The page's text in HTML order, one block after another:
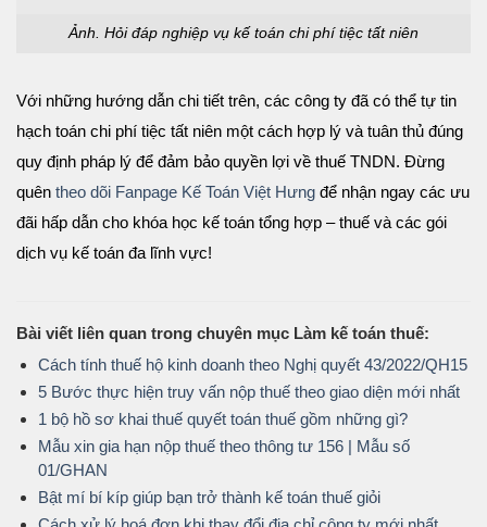
Ảnh. Hỏi đáp nghiệp vụ kế toán chi phí tiệc tất niên
Với những hướng dẫn chi tiết trên, các công ty đã có thể tự tin
hạch toán chi phí tiệc tất niên một cách hợp lý và tuân thủ đúng
quy định pháp lý để đảm bảo quyền lợi về thuế TNDN. Đừng
quên theo dõi Fanpage Kế Toán Việt Hưng để nhận ngay các ưu
đãi hấp dẫn cho khóa học kế toán tổng hợp – thuế và các gói
dịch vụ kế toán đa lĩnh vực!
Bài viết liên quan trong chuyên mục Làm kế toán thuế:
Cách tính thuế hộ kinh doanh theo Nghị quyết 43/2022/QH15
5 Bước thực hiện truy vấn nộp thuế theo giao diện mới nhất
1 bộ hồ sơ khai thuế quyết toán thuế gồm những gì?
Mẫu xin gia hạn nộp thuế theo thông tư 156 | Mẫu số
01/GHAN
Bật mí bí kíp giúp bạn trở thành kế toán thuế giỏi